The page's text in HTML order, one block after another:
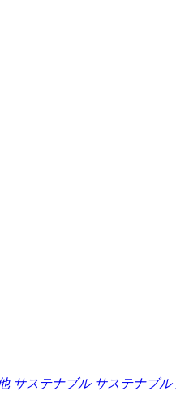
サステナブル サステナブル